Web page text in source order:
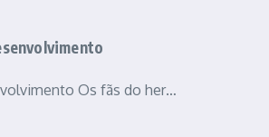
Os fãs do her…